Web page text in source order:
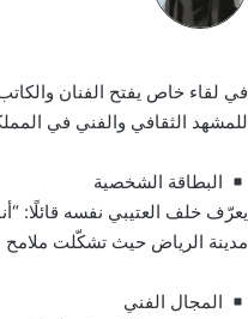
في لقاء خاص يفتح الفنان
للمشهد الثقافي والفني في
البطاقة الشخصية
مدينة الرياض حيث تشكّلت ملامح
المجال الفني